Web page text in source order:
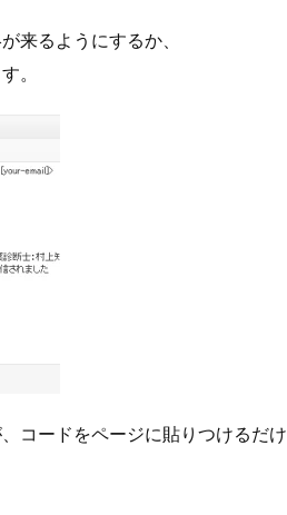
来るようにするか、
。
コードをページに貼りつけるだけ